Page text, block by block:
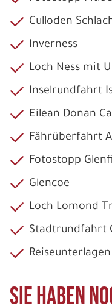
Culloden
Inverness
Loch Ness mit
Inselrundfahrt
Eilean Donan
Fährüberfahrt
Fotostopp
Glencoe
Loch Lomond
Stadtrundfahrt
Reiseunterlagen
Sie haben